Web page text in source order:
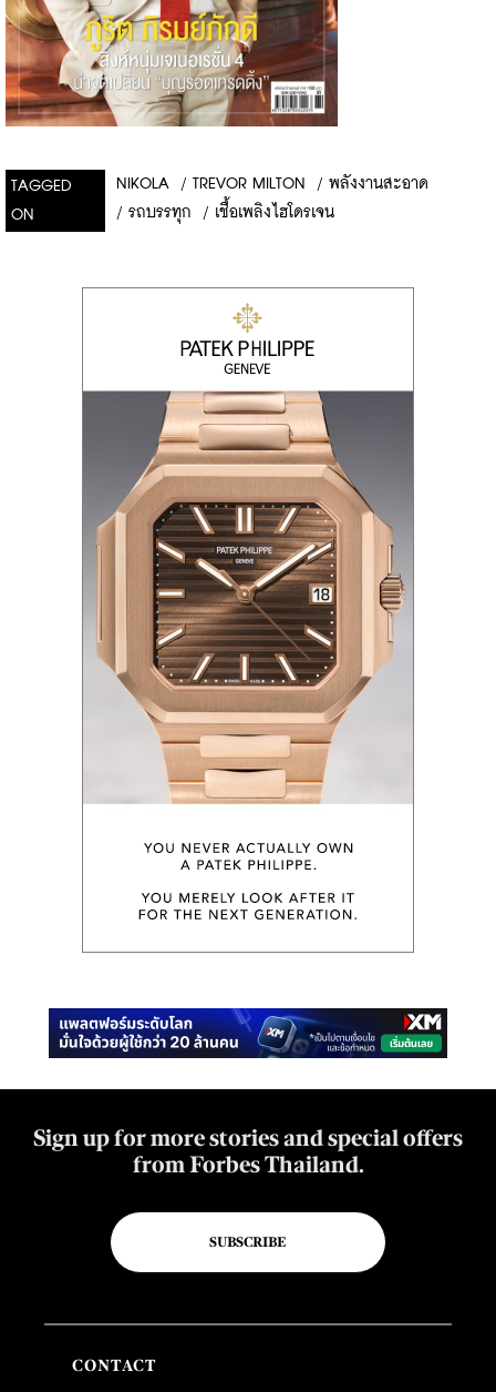
TAGGED
ON
NIKOLA / TREVOR MILTON / พลังงานสะอาด
/ รถบรรทุก / เชื้อเพลิงไฮโดรเจน
Sign up for more stories and special offers
from Forbes Thailand.
SUBSCRIBE
CONTACT